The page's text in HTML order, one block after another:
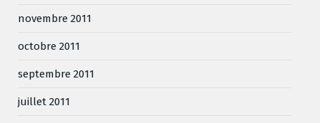
novembre 2011
octobre 2011
septembre 2011
juillet 2011